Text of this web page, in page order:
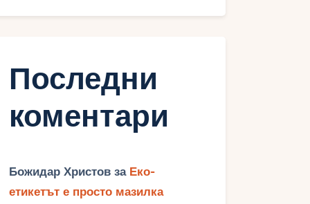
Последни
коментари
Божидар Христов за Еко-
етикетът е просто мазилка